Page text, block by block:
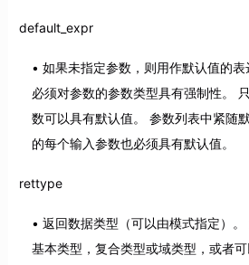
default_expr
如果未指定参数，则用作默认值的
必须对参数的参数类型具有强制性。
数可以具有默认值。 参数列表中紧随
的每个输入参数也必须具有默认值。
rettype
返回数据类型（可以由模式指定）
基本类型，复合类型或域类型，或者